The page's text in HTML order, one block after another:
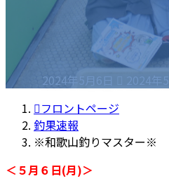
釣りの仕掛け集
釣り場のマナー
2024年5月6日
最
終
日
2024年
フロントページ
釣果速報
※和歌山釣りマスター※
＜５月６日(月)＞